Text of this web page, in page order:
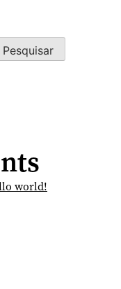
Pesquisar
world!